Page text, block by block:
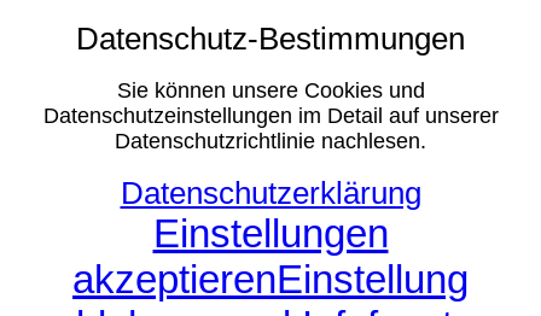
Datenschutz-Bestimmungen
Sie können unsere Cookies und
Datenschutzeinstellungen im Detail auf unserer
Datenschutzrichtlinie nachlesen.
Datenschutzerklärung
Einstellungen
akzeptierenEinstellung